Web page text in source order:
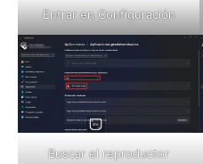
Entrar en Configuración
Buscar el reproductor